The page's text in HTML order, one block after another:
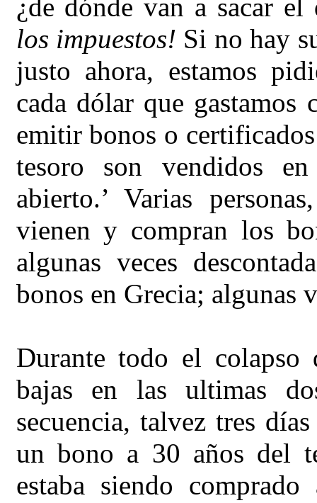
¿de dónde van a sacar
los impuestos! Si no hay
justo ahora, estamos
cada dólar que gastamos
emitir bonos o
tesoro son vendidos
abierto.’ Varias
vienen y compran los
algunas veces
bonos en Grecia; algunas
Durante todo el colapso
bajas en las ultimas
secuencia, talvez tres
un bono a 30 años del
estaba siendo